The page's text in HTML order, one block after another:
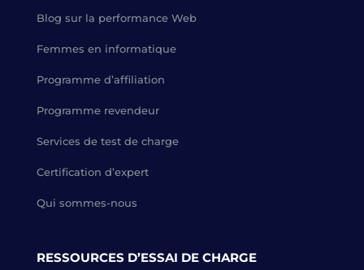
Blog sur la performance Web
Femmes en informatique
Programme d’affiliation
Programme revendeur
Services de test de charge
Certification d’expert
Qui sommes-nous
RESSOURCES D’ESSAI DE CHARGE